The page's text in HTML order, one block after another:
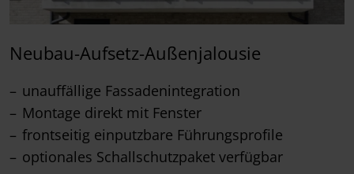
Neubau-Aufsetz-Außenjalousie
unauffällige Fassadenintegration
Montage direkt mit Fenster
frontseitig einputzbare Führungsprofile
optionales Schallschutzpaket verfügbar